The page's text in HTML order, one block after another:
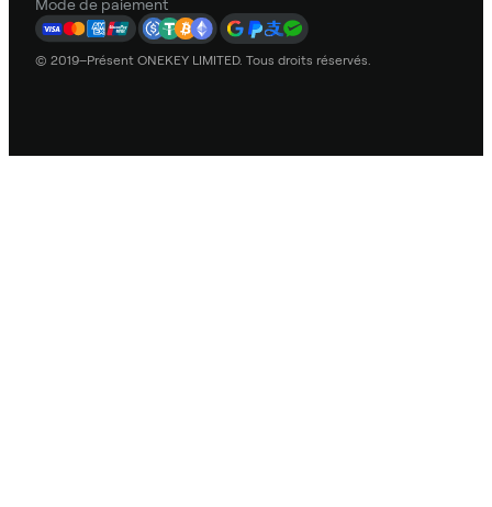
Mode de paiement
© 2019–Présent ONEKEY LIMITED. Tous droits réservés.